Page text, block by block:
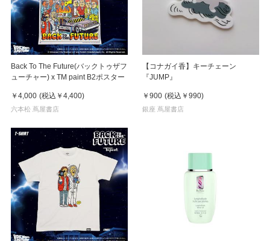
Back To The Future(バックトゥザフ
ューチャー) x TM paint B2ポスター
￥4,000 (税込 ￥4,400)
六本松 蔦屋書店
【コナガイ香】キーチェーン
『JUMP』
￥900 (税込 ￥990)
銀座 蔦屋書店